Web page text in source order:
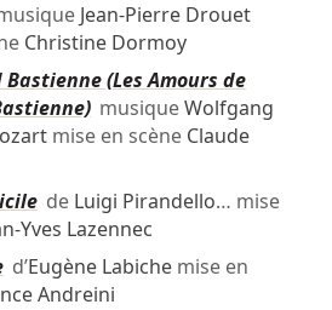
Jean-Pierre Drouet
Christine Dormoy
(Les Amours de
musiqueWolfgang
mise en scène Claude
de Luigi Pirandello… mise
Yves Lazennec
d’Eugène Labichemise en
Andreini